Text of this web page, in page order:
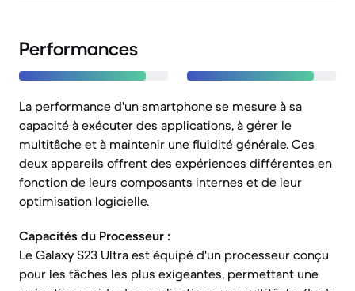
Performances
La performance d'un smartphone se mesure à sa
capacité à exécuter des applications, à gérer le
multitâche et à maintenir une fluidité générale. Ces
deux appareils offrent des expériences différentes en
fonction de leurs composants internes et de leur
optimisation logicielle.
Capacités du Processeur :
Le Galaxy S23 Ultra est équipé d'un processeur conçu
pour les tâches les plus exigeantes, permettant une